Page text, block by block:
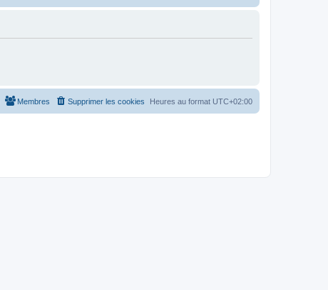
Heures au format UTC+02:00
Supprimer les cookies
Membres